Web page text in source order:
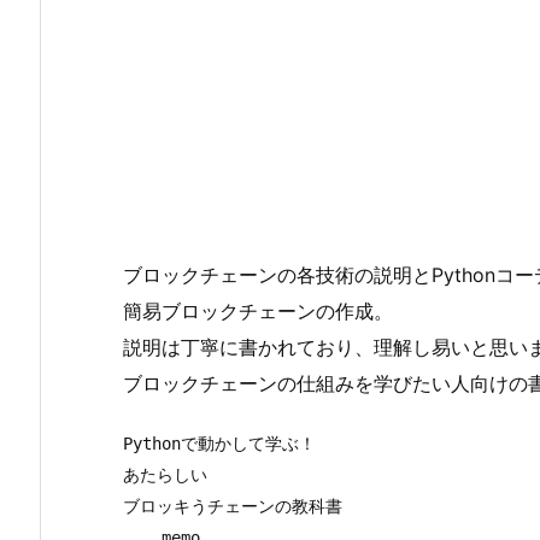
ブロックチェーンの各技術の説明とPythonコー
簡易ブロックチェーンの作成。
説明は丁寧に書かれており、理解し易いと思い
ブロックチェーンの仕組みを学びたい人向けの
Pythonで動かして学ぶ！
あたらしい
ブロッキうチェーンの教科書